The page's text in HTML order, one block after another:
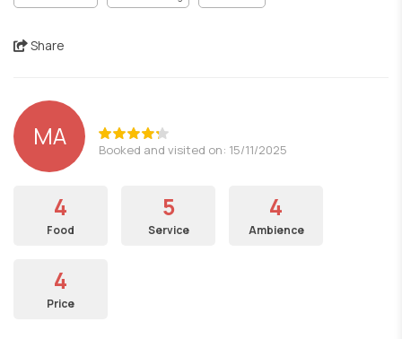
Share
MA Booked and visited on: 15/11/2025
4
Food
5
Service
4
Ambience
4
Price